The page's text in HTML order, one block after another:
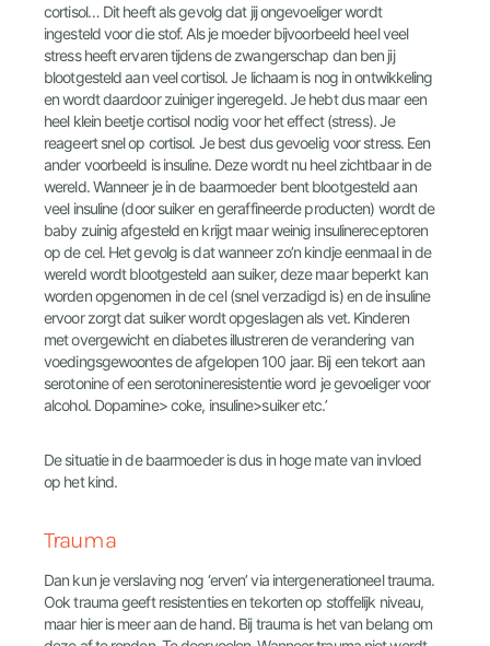
cortisol… Dit heeft als gevolg dat jij ongevoeliger wordt
ingesteld voor die stof. Als je moeder bijvoorbeeld heel veel
stress heeft ervaren tijdens de zwangerschap dan ben jij
blootgesteld aan veel cortisol. Je lichaam is nog in ontwikkeling
en wordt daardoor zuiniger ingeregeld. Je hebt dus maar een
heel klein beetje cortisol nodig voor het effect (stress). Je
reageert snel op cortisol. Je best dus gevoelig voor stress. Een
ander voorbeeld is insuline. Deze wordt nu heel zichtbaar in de
wereld. Wanneer je in de baarmoeder bent blootgesteld aan
veel insuline (door suiker en geraffineerde producten) wordt de
baby zuinig afgesteld en krijgt maar weinig insulinereceptoren
op de cel. Het gevolg is dat wanneer zo’n kindje eenmaal in de
wereld wordt blootgesteld aan suiker, deze maar beperkt kan
worden opgenomen in de cel (snel verzadigd is) en de insuline
ervoor zorgt dat suiker wordt opgeslagen als vet. Kinderen
met overgewicht en diabetes illustreren de verandering van
voedingsgewoontes de afgelopen 100 jaar. Bij een tekort aan
serotonine of een serotonineresistentie word je gevoeliger voor
alcohol. Dopamine> coke, insuline>suiker etc.’
De situatie in de baarmoeder is dus in hoge mate van invloed
op het kind.
Trauma
Dan kun je verslaving nog ‘erven’ via intergenerationeel trauma.
Ook trauma geeft resistenties en tekorten op stoffelijk niveau,
maar hier is meer aan de hand. Bij trauma is het van belang om